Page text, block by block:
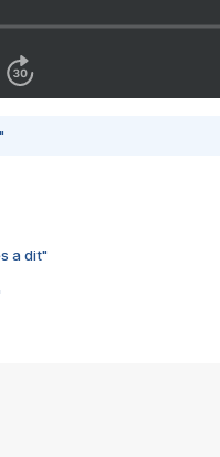
a dit"